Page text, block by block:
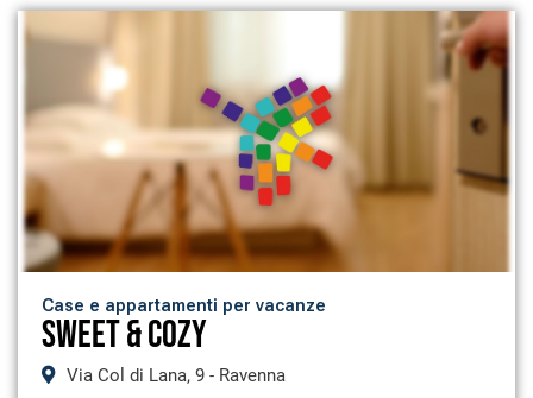
Case e appartamenti per vacanze
SWEET & COZY
Via Col di Lana, 9 - Ravenna